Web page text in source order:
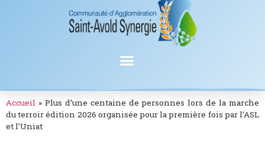
Accueil » Plus d’une centaine de personnes lors de la marche
du terroir édition 2026 organisée pour la première fois par l’ASL
et l’Uniat